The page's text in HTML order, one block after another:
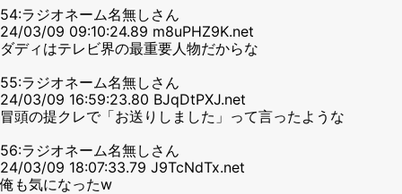
54:ラジオネーム名無しさん
24/03/09 09:10:24.89 m8uPHZ9K.net
ダディはテレビ界の最重要人物だからな
55:ラジオネーム名無しさん
24/03/09 16:59:23.80 BJqDtPXJ.net
冒頭の提クレで「お送りしました」って言ったような
56:ラジオネーム名無しさん
24/03/09 18:07:33.79 J9TcNdTx.net
俺も気になったw